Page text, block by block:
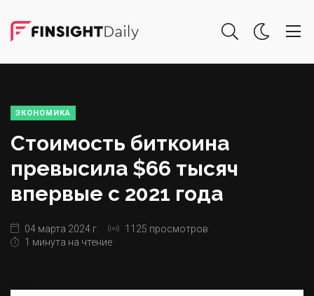
ЭКОНОМИКА
Стоимость биткоина
превысила $66 тысяч
впервые с 2021 года
04 марта 2024 г.
1125 просмотров
1 минута на чтение